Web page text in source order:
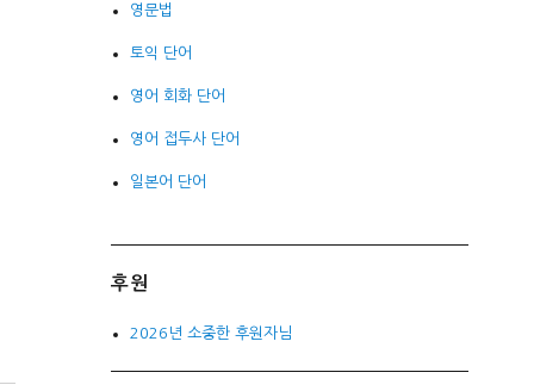
영문법
토익 단어
영어 회화 단어
영어 접두사 단어
일본어 단어
후원
2026년 소중한 후원자님